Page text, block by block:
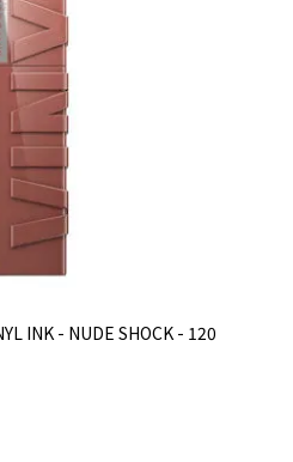
INK - NUDE SHOCK - 120